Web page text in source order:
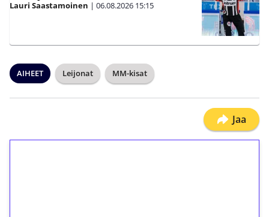
Lauri Saastamoinen | 06.08.2026 15:15
AIHEET Leijonat MM-kisat
Jaa